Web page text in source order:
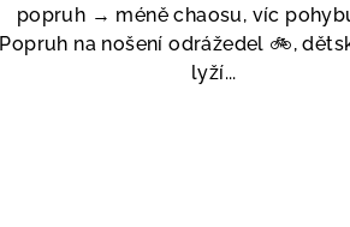
popruh → méně chaosu, víc
Popruh na nošení odrážedel 🚲,
lyží...